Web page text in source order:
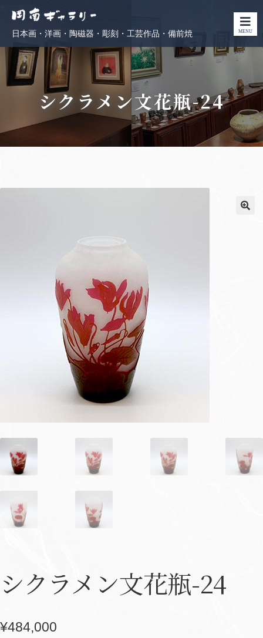
日本画・洋画・陶磁器・彫刻・工芸作品・備前焼 MENU
シクラメン文花瓶-24
シクラメン文花瓶-24
¥484,000